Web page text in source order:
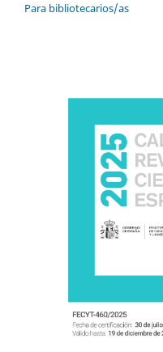
Para bibliotecarios/as